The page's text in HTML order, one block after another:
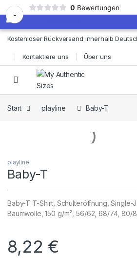
-
0 Bewertungen
Skip to navigation
Skip to content
Kostenloser Rückversand innerhalb
Kontaktiere uns Über uns
Start playline Baby-T
playline
Baby-T
Baby-T T-Shirt, Schulteröffnung, Single-
Baumwolle, 150 g/m², 56/62, 68/74, 80/
8,22 €